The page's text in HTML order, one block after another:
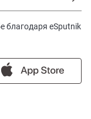
благодаря eSputnik